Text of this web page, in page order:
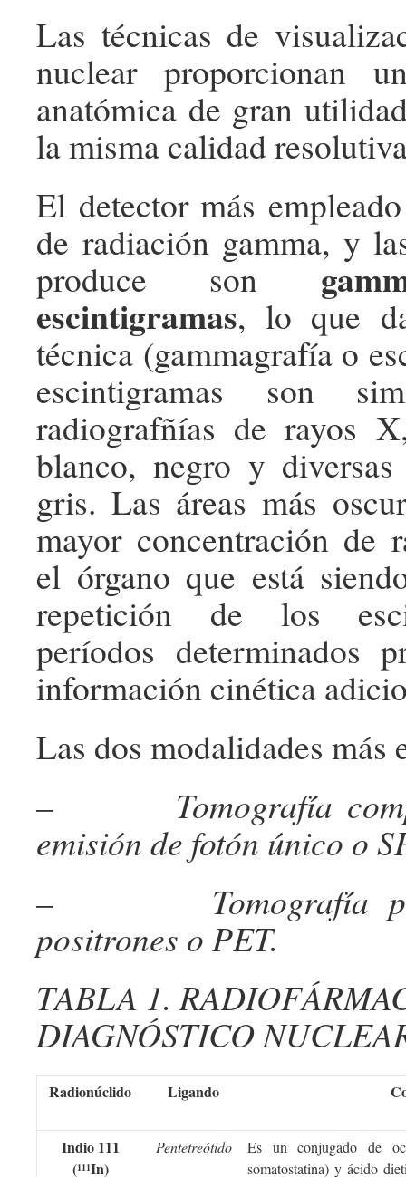
Las técnicas de
nuclear proporcionan
anatómica de gran
la misma calidad
El detector más
de radiación gamma, y
produce son
escintigramas, lo que
técnica (gammagrafía o
escintigramas son
radiografñías de rayos
blanco, negro y
gris. Las áreas más
mayor concentración de
el órgano que está
repetición de los
períodos determinados
información cinética
Las dos modalidades más
– Tomografía
emisión de fotón único o
– Tomografía
positrones o PET.
TABLA 1.
DIAGNÓSTICO
Radionúclido Ligando
Indio 111
(111In)
Pentetreótido
Es un conjugado de
somatostatina) y ácido